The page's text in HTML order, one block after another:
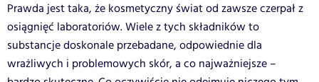
Prawda jest taka, że kosmetyczny świat od zawsze czerpał z
osiągnięć laboratoriów. Wiele z tych składników to
substancje doskonale przebadane, odpowiednie dla
wrażliwych i problemowych skór, a co najważniejsze –